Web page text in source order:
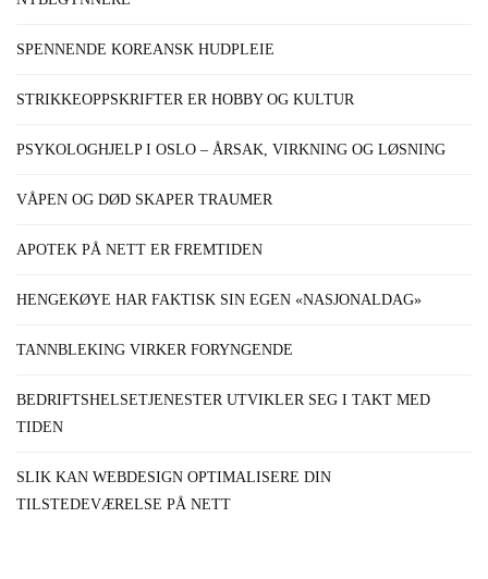
SPENNENDE KOREANSK HUDPLEIE
STRIKKEOPPSKRIFTER ER HOBBY OG KULTUR
PSYKOLOGHJELP I OSLO – ÅRSAK, VIRKNING OG LØSNING
VÅPEN OG DØD SKAPER TRAUMER
APOTEK PÅ NETT ER FREMTIDEN
HENGEKØYE HAR FAKTISK SIN EGEN «NASJONALDAG»
TANNBLEKING VIRKER FORYNGENDE
BEDRIFTSHELSETJENESTER UTVIKLER SEG I TAKT MED
TIDEN
SLIK KAN WEBDESIGN OPTIMALISERE DIN
TILSTEDEVÆRELSE PÅ NETT